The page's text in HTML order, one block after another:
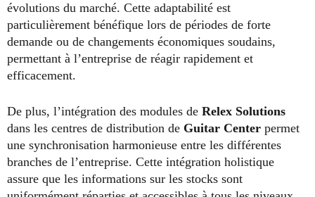
évolutions du marché. Cette adaptabilité est
particulièrement bénéfique lors de périodes de forte
demande ou de changements économiques soudains,
permettant à l’entreprise de réagir rapidement et
efficacement.
De plus, l’intégration des modules de Relex Solutions
dans les centres de distribution de Guitar Center permet
une synchronisation harmonieuse entre les différentes
branches de l’entreprise. Cette intégration holistique
assure que les informations sur les stocks sont